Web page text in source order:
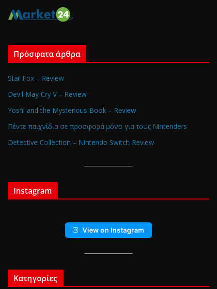
Πρόσφατα άρθρα
Star Fox – Review
Devil May Cry V – Review
Yoshi and the Mysterious Book – Review
Πέντε παιχνίδια σε προσφορά μόνο για τους Nintenders
Detective Collection – Nintendo Switch Review
Instagram
View on Instagram
Κατηγορίες